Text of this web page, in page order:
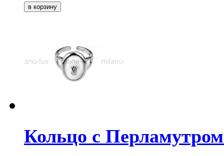
Кольцо c